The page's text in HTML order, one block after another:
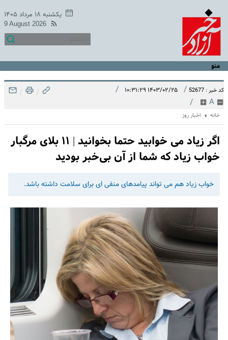
یکشنبه ۱۸ مرداد ۱۴۰۵
9 August 2026
منو
کد خبر : 52677 / ۱۴۰۳/۰۲/۲۵ ۱۰:۳۱:۲۹ /
A
/
/
/
خانه اخبار روز
اگر زیاد می خوابید حتما بخوانید | ۱۱ بلای مرگبار
خواب زیاد که شما از آن بی‌خبر بودید
خواب زیاد هم می تواند پیامدهای منفی ای برای سلامت داشته باشد.